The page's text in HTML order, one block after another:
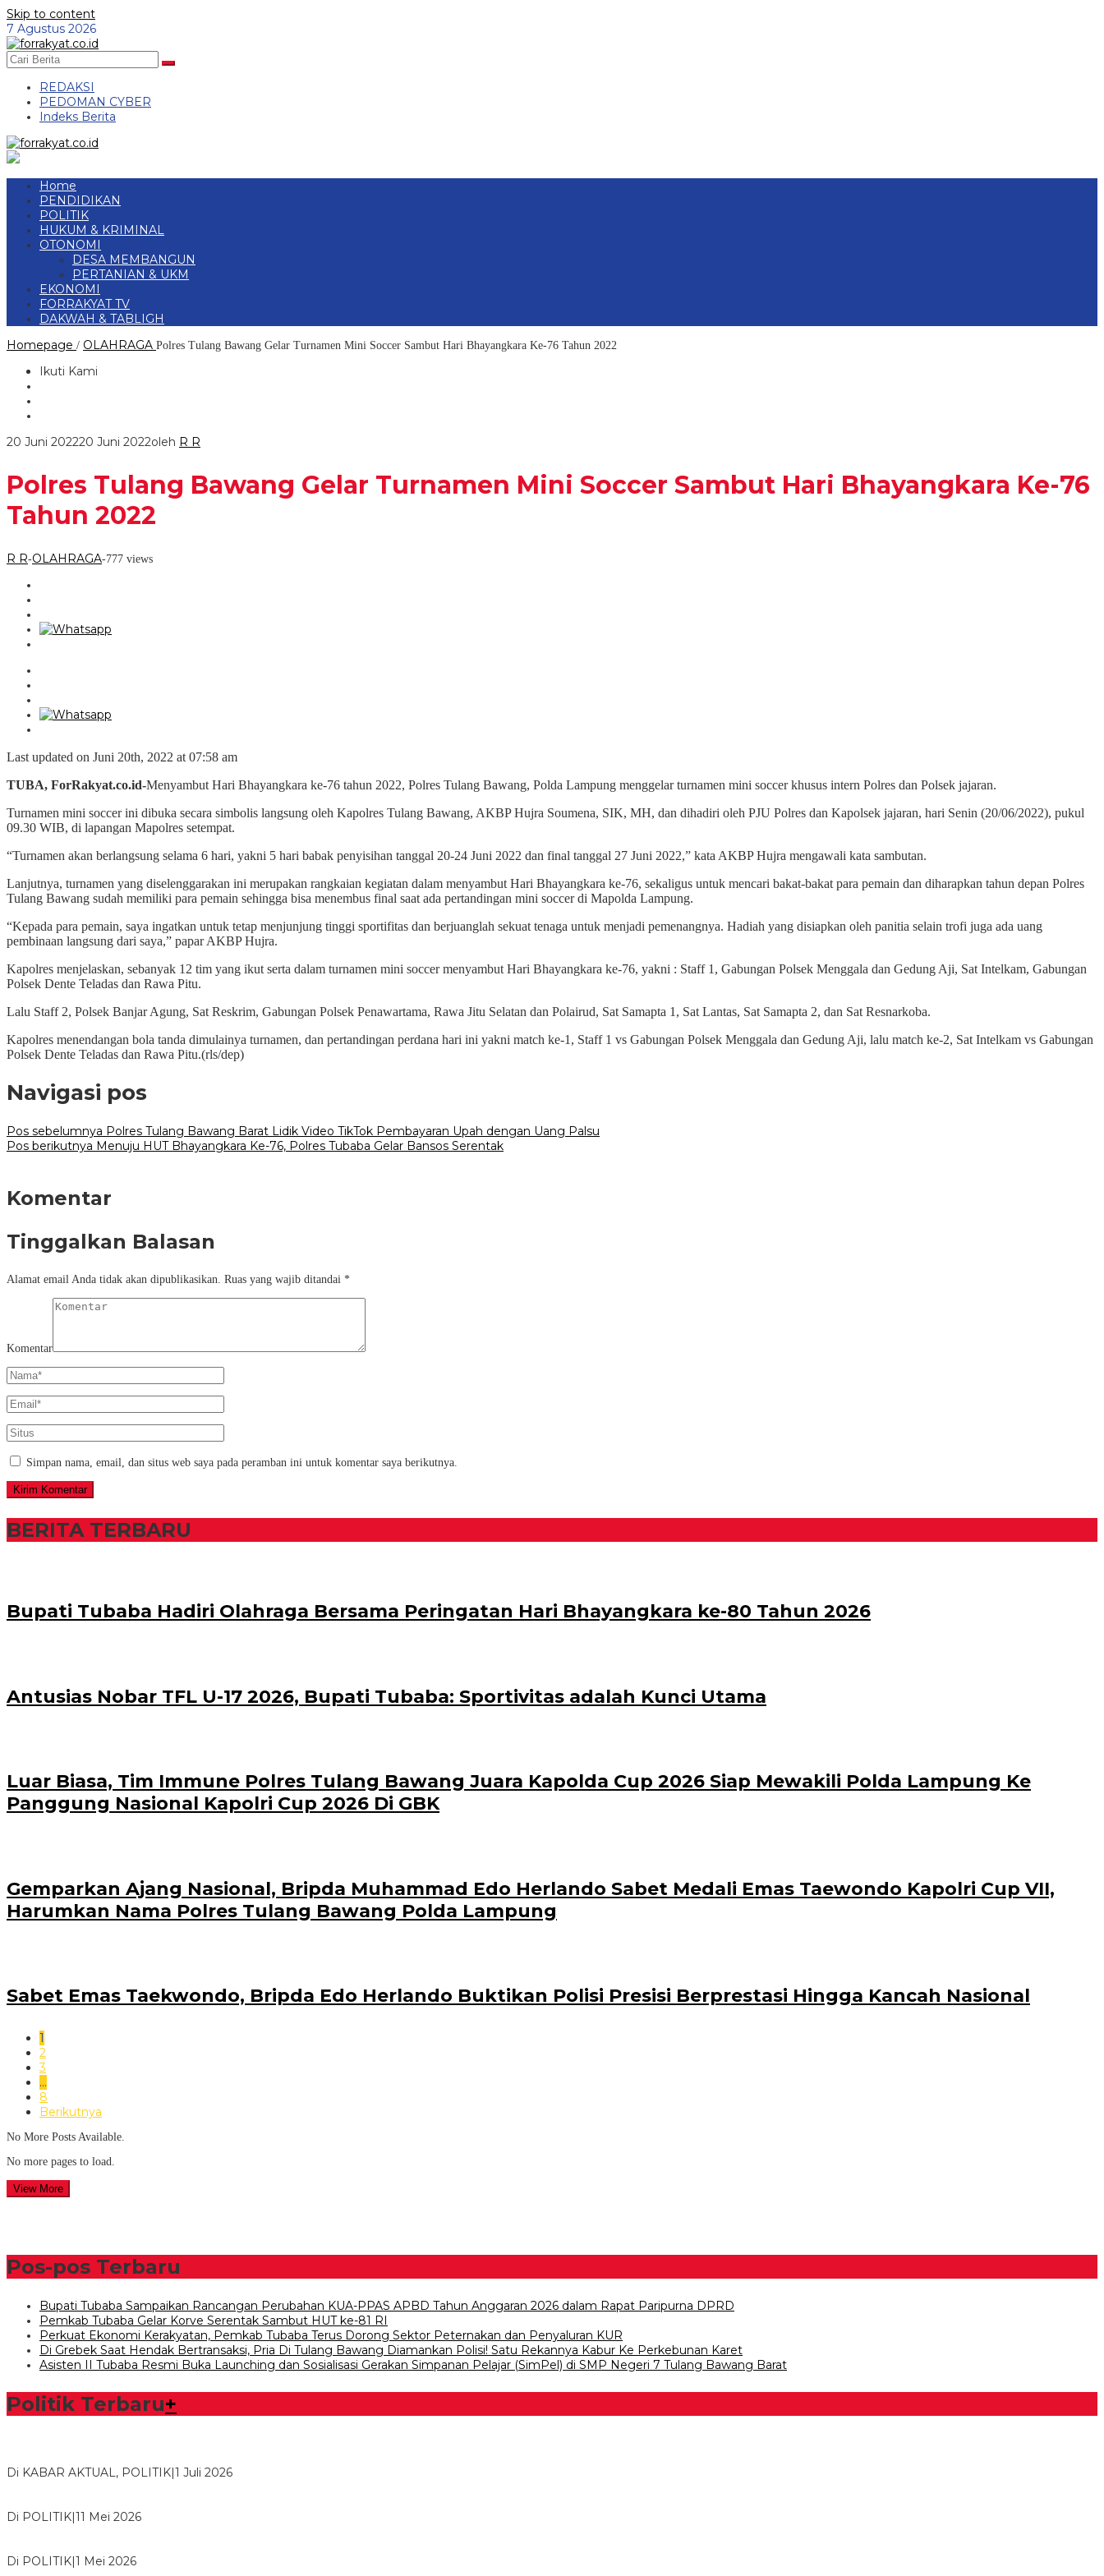
Skip to content
7 Agustus 2026
REDAKSI
PEDOMAN CYBER
Indeks Berita
Home
PENDIDIKAN
POLITIK
HUKUM & KRIMINAL
OTONOMI
DESA MEMBANGUN
PERTANIAN & UKM
EKONOMI
FORRAKYAT TV
DAKWAH & TABLIGH
Homepage / OLAHRAGA Polres Tulang Bawang Gelar Turnamen Mini Soccer Sambut Hari Bhayangkara Ke-76 Tahun 2022
Ikuti Kami
20 Juni 202220 Juni 2022oleh R R
Polres Tulang Bawang Gelar Turnamen Mini Soccer Sambut Hari Bhayangkara Ke-76
Tahun 2022
R R-OLAHRAGA-777 views
Last updated on Juni 20th, 2022 at 07:58 am
TUBA, ForRakyat.co.id-Menyambut Hari Bhayangkara ke-76 tahun 2022, Polres Tulang Bawang, Polda Lampung menggelar turnamen mini soccer khusus intern Polres dan Polsek jajaran.
Turnamen mini soccer ini dibuka secara simbolis langsung oleh Kapolres Tulang Bawang, AKBP Hujra Soumena, SIK, MH, dan dihadiri oleh PJU Polres dan Kapolsek jajaran, hari Senin (20/06/2022), pukul
09.30 WIB, di lapangan Mapolres setempat.
“Turnamen akan berlangsung selama 6 hari, yakni 5 hari babak penyisihan tanggal 20-24 Juni 2022 dan final tanggal 27 Juni 2022,” kata AKBP Hujra mengawali kata sambutan.
Lanjutnya, turnamen yang diselenggarakan ini merupakan rangkaian kegiatan dalam menyambut Hari Bhayangkara ke-76, sekaligus untuk mencari bakat-bakat para pemain dan diharapkan tahun depan Polres
Tulang Bawang sudah memiliki para pemain sehingga bisa menembus final saat ada pertandingan mini soccer di Mapolda Lampung.
“Kepada para pemain, saya ingatkan untuk tetap menjunjung tinggi sportifitas dan berjuanglah sekuat tenaga untuk menjadi pemenangnya. Hadiah yang disiapkan oleh panitia selain trofi juga ada uang
pembinaan langsung dari saya,” papar AKBP Hujra.
Kapolres menjelaskan, sebanyak 12 tim yang ikut serta dalam turnamen mini soccer menyambut Hari Bhayangkara ke-76, yakni : Staff 1, Gabungan Polsek Menggala dan Gedung Aji, Sat Intelkam, Gabungan
Polsek Dente Teladas dan Rawa Pitu.
Lalu Staff 2, Polsek Banjar Agung, Sat Reskrim, Gabungan Polsek Penawartama, Rawa Jitu Selatan dan Polairud, Sat Samapta 1, Sat Lantas, Sat Samapta 2, dan Sat Resnarkoba.
Kapolres menendangan bola tanda dimulainya turnamen, dan pertandingan perdana hari ini yakni match ke-1, Staff 1 vs Gabungan Polsek Menggala dan Gedung Aji, lalu match ke-2, Sat Intelkam vs Gabungan
Polsek Dente Teladas dan Rawa Pitu.(rls/dep)
Navigasi pos
Pos sebelumnya Polres Tulang Bawang Barat Lidik Video TikTok Pembayaran Upah dengan Uang Palsu
Pos berikutnya Menuju HUT Bhayangkara Ke-76, Polres Tubaba Gelar Bansos Serentak
Komentar
Tinggalkan Balasan
Alamat email Anda tidak akan dipublikasikan. Ruas yang wajib ditandai *
Komentar
Simpan nama, email, dan situs web saya pada peramban ini untuk komentar saya berikutnya.
BERITA TERBARU
Bupati Tubaba Hadiri Olahraga Bersama Peringatan Hari Bhayangkara ke-80 Tahun 2026
Antusias Nobar TFL U-17 2026, Bupati Tubaba: Sportivitas adalah Kunci Utama
Luar Biasa, Tim Immune Polres Tulang Bawang Juara Kapolda Cup 2026 Siap Mewakili Polda Lampung Ke
Panggung Nasional Kapolri Cup 2026 Di GBK
Gemparkan Ajang Nasional, Bripda Muhammad Edo Herlando Sabet Medali Emas Taewondo Kapolri Cup VII,
Harumkan Nama Polres Tulang Bawang Polda Lampung
Sabet Emas Taekwondo, Bripda Edo Herlando Buktikan Polisi Presisi Berprestasi Hingga Kancah Nasional
1
2
3
…
8
Berikutnya
No More Posts Available.
No more pages to load.
View More
Pos-pos Terbaru
Bupati Tubaba Sampaikan Rancangan Perubahan KUA-PPAS APBD Tahun Anggaran 2026 dalam Rapat Paripurna DPRD
Pemkab Tubaba Gelar Korve Serentak Sambut HUT ke-81 RI
Perkuat Ekonomi Kerakyatan, Pemkab Tubaba Terus Dorong Sektor Peternakan dan Penyaluran KUR
Di Grebek Saat Hendak Bertransaksi, Pria Di Tulang Bawang Diamankan Polisi! Satu Rekannya Kabur Ke Perkebunan Karet
Asisten II Tubaba Resmi Buka Launching dan Sosialisasi Gerakan Simpanan Pelajar (SimPel) di SMP Negeri 7 Tulang Bawang Barat
Politik Terbaru+
Di KABAR AKTUAL, POLITIK 1 Juli 2026
Di POLITIK 11 Mei 2026
Di POLITIK 1 Mei 2026